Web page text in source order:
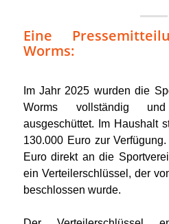
Eine
Worms:
Im Jahr 2025 wurden die
Worms vollständig
ausgeschüttet. Im Haushalt
130.000 Euro zur
Euro direkt an die
ein Verteilerschlüssel, der
beschlossen wurde.